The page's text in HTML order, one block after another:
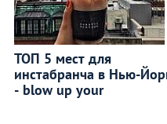
ТОП 5 мест для
инстабранча в Нью-
- blow up your